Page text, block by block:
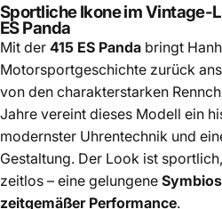
Sportliche Ikone im Vintage-
ES Panda
Mit der 415 ES Panda bringt
Motorsportgeschichte zurück
von den charakterstarken
Jahre vereint dieses Modell ein
modernster Uhrentechnik und
Gestaltung. Der Look ist
zeitlos – eine gelungene
zeitgemäßer Performance.